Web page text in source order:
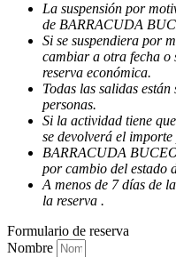
La suspensión por
de BARRACUDA
Si se suspendiera por
cambiar a otra fecha o
reserva económica.
Todas las salidas
personas.
Si la actividad tiene
se devolverá el importe
BARRACUDA
por cambio del estado
A menos de 7 días de
la reserva .
Formulario de reserva
Nombre